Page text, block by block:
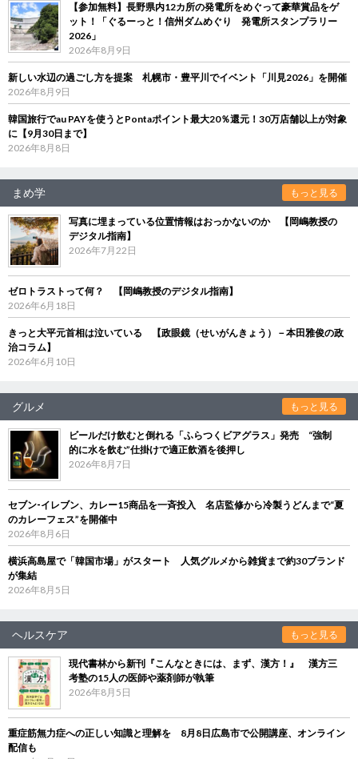
【参加無料】長野県内12カ所の発電所をめぐって豪華賞品をゲ
ット！「ぐるーっと！信州ダムめぐり 発電所スタンプラリー
2026」
2026年8月9日
新しい水辺の過ごし方を提案 札幌市・豊平川でイベント「川見2026」を開催
2026年8月9日
韓国旅行でau PAYを使うとPontaポイント最大20％還元！30万店舗以上が対象
に【9月30日まで】
2026年8月8日
まめ学 もっと見る
写真に埋まっている位置情報はおっかないのか 【岡嶋教授の
デジタル指南】
2026年7月22日
ゼロトラストって何？ 【岡嶋教授のデジタル指南】
2026年6月18日
きっと大平元首相は泣いている 【政眼鏡（せいがんきょう）－本田雅俊の政
治コラム】
2026年6月10日
グルメ もっと見る
ビールだけ飲むと倒れる「ふらつくビアグラス」発売 “強制
的に水を飲む”仕掛けで適正飲酒を後押し
2026年8月7日
セブン‐イレブン、カレー15商品を一斉投入 名店監修から冷製うどんまで“夏
のカレーフェス”を開催中
2026年8月6日
横浜高島屋で「韓国市場」がスタート 人気グルメから雑貨まで約30ブランド
が集結
2026年8月5日
ヘルスケア もっと見る
現代書林から新刊『こんなときには、まず、漢方！』 漢方三
考塾の15人の医師や薬剤師が執筆
2026年8月5日
重症筋無力症への正しい知識と理解を 8月8日広島市で公開講座、オンライン
配信も